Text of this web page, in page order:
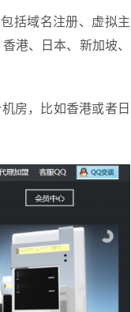
括域名注册、虚拟主
港、日本、新加坡、
房，比如香港或者日